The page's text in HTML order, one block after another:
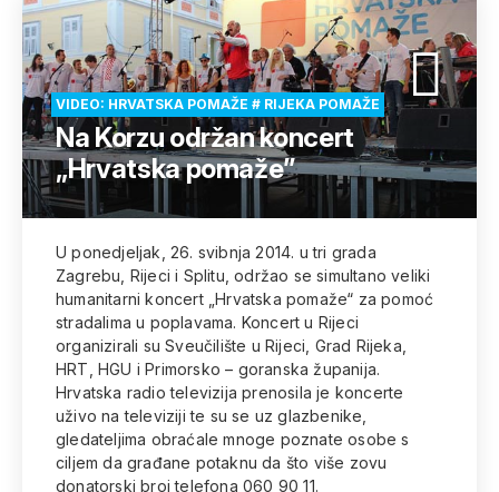
VIDEO: HRVATSKA POMAŽE # RIJEKA POMAŽE
Na Korzu održan koncert
„Hrvatska pomaže”
U ponedjeljak, 26. svibnja 2014. u tri grada
Zagrebu, Rijeci i Splitu, održao se simultano veliki
humanitarni koncert „Hrvatska pomaže“ za pomoć
stradalima u poplavama. Koncert u Rijeci
organizirali su Sveučilište u Rijeci, Grad Rijeka,
HRT, HGU i Primorsko – goranska županija.
Hrvatska radio televizija prenosila je koncerte
uživo na televiziji te su se uz glazbenike,
gledateljima obraćale mnoge poznate osobe s
ciljem da građane potaknu da što više zovu
donatorski broj telefona 060 90 11.